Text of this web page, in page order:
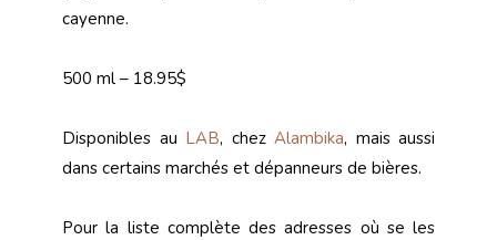
cayenne.
500 ml – 18.95$
Disponibles au LAB, chez Alambika, mais aussi
dans certains marchés et dépanneurs de bières.
Pour la liste complète des adresses où se les